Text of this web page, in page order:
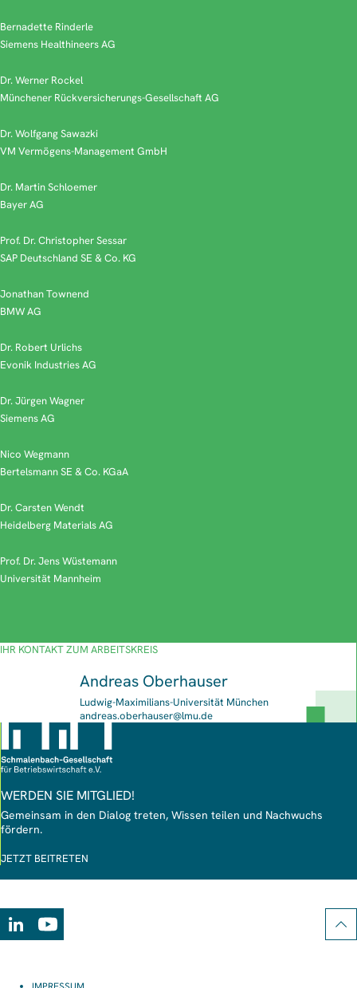
Bernadette Rinderle
Siemens Healthineers AG
Dr. Werner Rockel
Münchener Rückversicherungs-Gesellschaft AG
Dr. Wolfgang Sawazki
VM Vermögens-Management GmbH
Dr. Martin Schloemer
Bayer AG
Prof. Dr. Christopher Sessar
SAP Deutschland SE & Co. KG
Jonathan Townend
BMW AG
Dr. Robert Urlichs
Evonik Industries AG
Dr. Jürgen Wagner
Siemens AG
Nico Wegmann
Bertelsmann SE & Co. KGaA
Dr. Carsten Wendt
Heidelberg Materials AG
Prof. Dr. Jens Wüstemann
Universität Mannheim
IHR KONTAKT ZUM ARBEITSKREIS
Andreas Oberhauser
Ludwig-Maximilians-Universität München
E-
andreas.oberhauser@lmu.de
WERDEN SIE MITGLIED!
Gemeinsam in den Dialog treten, Wissen teilen und Nachwuchs
fördern.
JETZT BEITRETEN
LinkedInYoutube